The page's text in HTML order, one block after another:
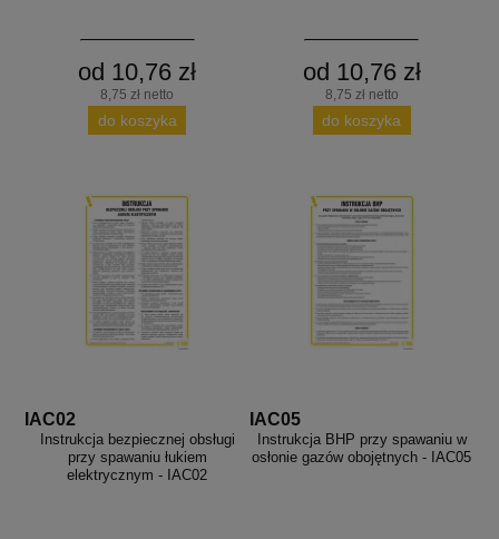
od 10,76 zł
8,75 zł netto
do koszyka
od 10,76 zł
8,75 zł netto
do koszyka
IAC02
Instrukcja bezpiecznej obsługi
przy spawaniu łukiem
elektrycznym - IAC02
IAC05
Instrukcja BHP przy spawaniu w
osłonie gazów obojętnych - IAC05